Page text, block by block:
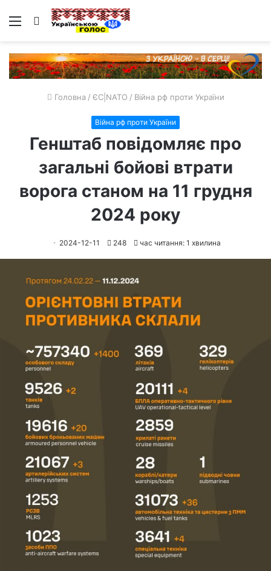
Меню Пошук
Головна / ЄС|NATO / Війна рф проти України
Війна рф проти України
Генштаб повідомляє про
загальні бойові втрати
ворога станом на 11 грудня
2024 року
2024-12-11 248 час читання: 1 хвилина